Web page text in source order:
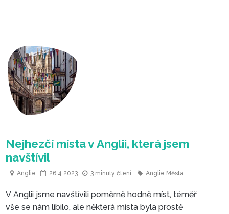
Jak vydělat na fotkách
z dovolených
Anglie 26.4.2023 3 minuty čtení Anglie Města
V Anglii jsme navštívili poměrně hodně míst, téměř
vše se nám líbilo, ale některá místa byla prostě